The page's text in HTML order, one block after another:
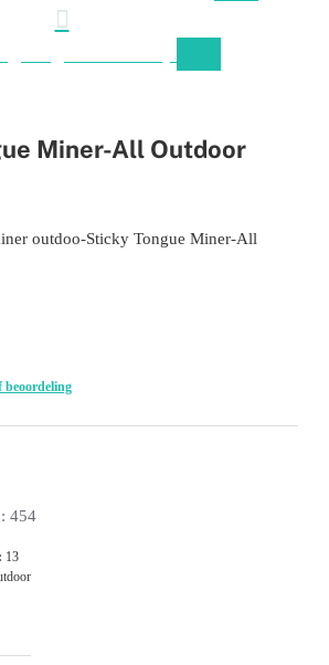
Miner-All Outdoor
beoordeling
454
13